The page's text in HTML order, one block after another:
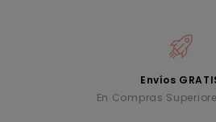
Envíos
En Compras